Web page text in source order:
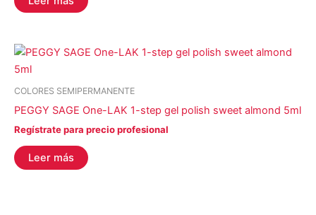
COLORES SEMIPERMANENTE
PEGGY SAGE One-LAK 1-step gel polish sweet almond 5ml
Regístrate para precio profesional
Leer más